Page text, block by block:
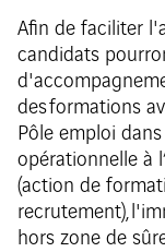
Afin de faciliter
candidats
des formations
Pôle emploi
opérationnelle à
(action de
recrutement),
hors zone de